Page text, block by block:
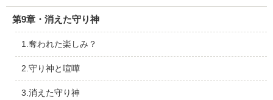
第9章・消えた守り神
1.奪われた楽しみ？
2.守り神と喧嘩
3.消えた守り神